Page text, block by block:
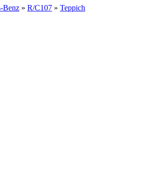
Benz » R/C107 » Teppich